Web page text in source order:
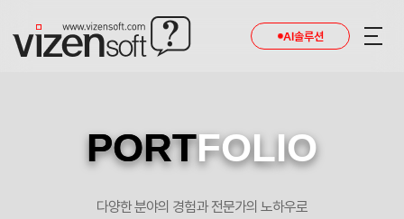
AI솔루션
PORTFOLIO
다양한 분야의 경험과 전문가의 노하우로